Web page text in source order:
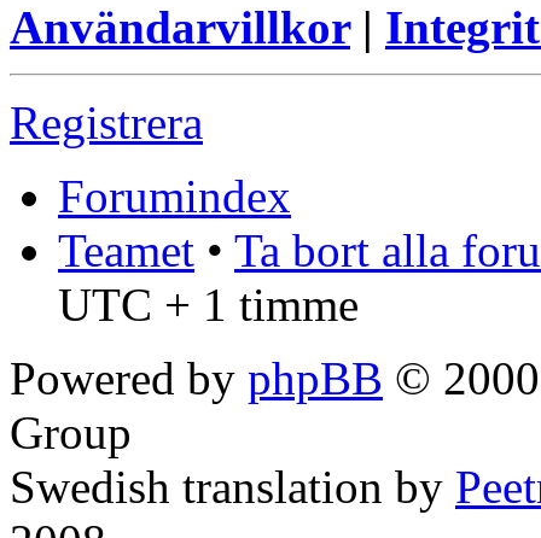
Användarvillkor|
Registrera
Forumindex
Teamet • Ta bort alla
UTC + 1 timme
Powered by phpBB ©
Group
Swedish translation by